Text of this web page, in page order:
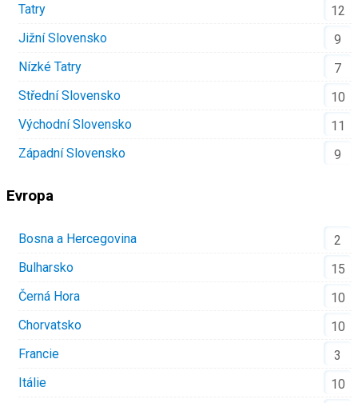
Tatry
12
Jižní Slovensko
9
Nízké Tatry
7
Střední Slovensko
10
Východní Slovensko
11
Západní Slovensko
9
Evropa
Bosna a Hercegovina
2
Bulharsko
15
Černá Hora
10
Chorvatsko
10
Francie
3
Itálie
10